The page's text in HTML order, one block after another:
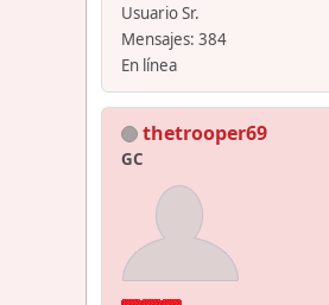
Usuario Sr.
Mensajes: 384
En línea
thetrooper69
GC